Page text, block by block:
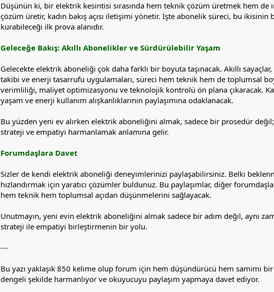
Düşünün ki, bir elektrik kesintisi sırasında hem teknik çözüm üretmek hem de
çözüm üretir, kadın bakış açısı iletişimi yönetir. İşte abonelik süreci, bu
kurabileceği ilk prova alanıdır.
Geleceğe Bakış: Akıllı Abonelikler ve Sürdürülebilir Yaşam
Gelecekte elektrik aboneliği çok daha farklı bir boyuta taşınacak. Akıllı
takibi ve enerji tasarrufu uygulamaları, süreci hem teknik hem de toplumsal
verimliliği, maliyet optimizasyonu ve teknolojik kontrolü ön plana çıkaracak.
yaşam ve enerji kullanım alışkanlıklarının paylaşımına odaklanacak.
Bu yüzden yeni ev alırken elektrik aboneliğini almak, sadece bir prosedür
strateji ve empatiyi harmanlamak anlamına gelir.
Forumdaşlara Davet
Sizler de kendi elektrik aboneliği deneyimlerinizi paylaşabilirsiniz. Belki
hızlandırmak için yaratıcı çözümler buldunuz. Bu paylaşımlar, diğer
hem teknik hem toplumsal açıdan düşünmelerini sağlayacak.
Unutmayın, yeni evin elektrik aboneliğini almak sadece bir adım değil, aynı
strateji ile empatiyi birleştirmenin bir yolu.
---
Bu yazı yaklaşık 850 kelime olup forum için hem düşündürücü hem samimi bir
dengeli şekilde harmanlıyor ve okuyucuyu paylaşım yapmaya davet ediyor.